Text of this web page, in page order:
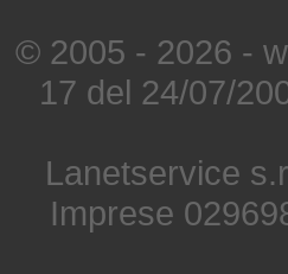
© 2005 - 2026 -
17 del 24/07/
Lanetservice
Imprese